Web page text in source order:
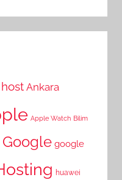
Ankara
Apple Watch Bilim
Google google
huawei